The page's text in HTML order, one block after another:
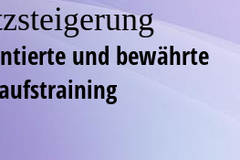
und bewährte